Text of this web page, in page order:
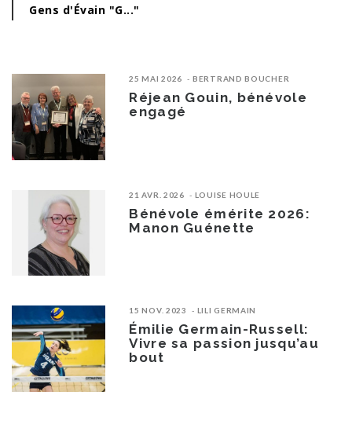
Gens d'Évain "G..."
25 MAI 2026 BERTRAND BOUCHER
Réjean Gouin, bénévole
engagé
21 AVR. 2026 LOUISE HOULE
Bénévole émérite 2026:
Manon Guénette
15 NOV. 2023 LILI GERMAIN
Émilie Germain-Russell:
Vivre sa passion jusqu’au
bout